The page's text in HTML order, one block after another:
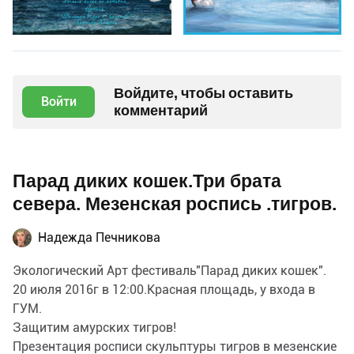
Войти
Войдите, чтобы оставить
комментарий
Парад диких кошек.Три брата
севера. Мезенская роспись .тигров.
Надежда Печникова
Экологический Арт фестиваль"Парад диких кошек".
20 июля 2016г в 12:00.Красная площадь, у входа в
ГУМ.
Защитим амурских тигров!
Презентация росписи скульптуры тигров в мезенские